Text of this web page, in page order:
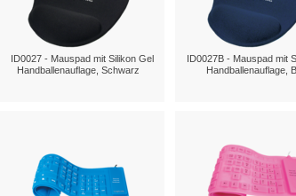
ID0027 - Mauspad mit Silikon Gel
Handballenauflage, Schwarz
ID0027B - Mauspad mit
Handballenauflage,